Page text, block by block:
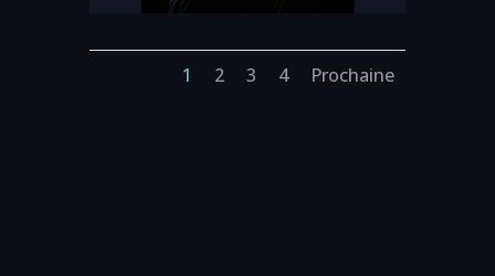
1 2 3 4 Prochaine